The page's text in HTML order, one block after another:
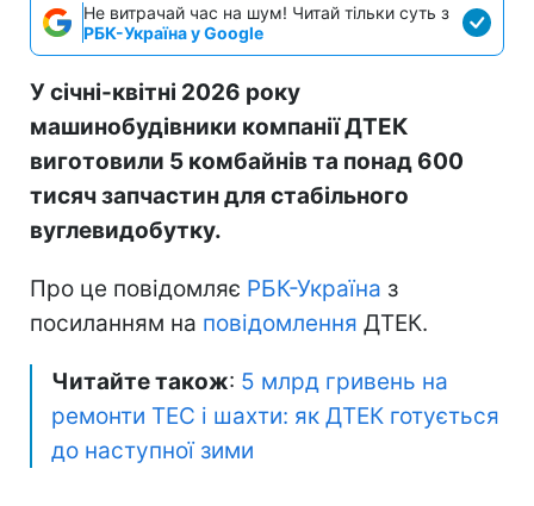
Не витрачай час на шум! Читай тільки суть з
РБК-Україна у Google
У січні-квітні 2026 року
машинобудівники компанії ДТЕК
виготовили 5 комбайнів та понад 600
тисяч запчастин для стабільного
вуглевидобутку.
Про це повідомляє РБК-Україна з
посиланням на повідомлення ДТЕК.
Читайте також: 5 млрд гривень на
ремонти ТЕС і шахти: як ДТЕК готується
до наступної зими